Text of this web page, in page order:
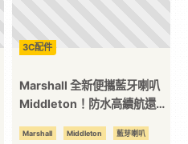
3C配件
Marshall 全新便攜藍牙喇叭
Middleton！防水高續航還能
Marshall Middleton 藍芽喇叭